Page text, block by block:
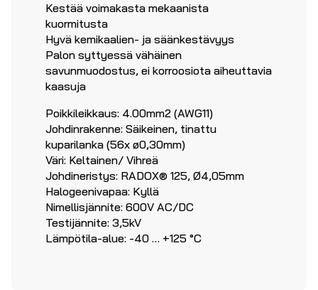
Kestää voimakasta mekaanista
kuormitusta
Hyvä kemikaalien- ja säänkestävyys
Palon syttyessä vähäinen
savunmuodostus, ei korroosiota aiheuttavia
kaasuja
Poikkileikkaus: 4.00mm2 (AWG11)
Johdinrakenne: Säikeinen, tinattu
kuparilanka (56x ø0,30mm)
Väri: Keltainen/ Vihreä
Johdineristys: RADOX® 125, Ø4,05mm
Halogeenivapaa: Kyllä
Nimellisjännite: 600V AC/DC
Testijännite: 3,5kV
Lämpötila-alue: -40 … +125 °C